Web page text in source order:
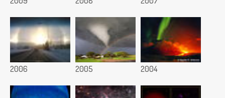
2006 2005 2004